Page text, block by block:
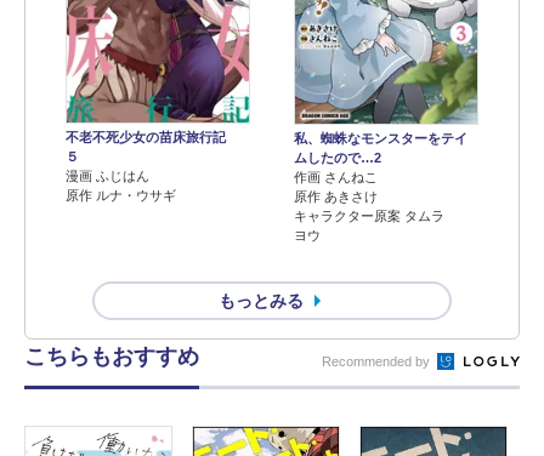
不老不死少女の苗床旅行記
５
漫画 ふじはん
原作 ルナ・ウサギ
私、蜘蛛なモンスターをテイ
ムしたので…2
作画 さんねこ
原作 あきさけ
キャラクター原案 タムラ
ヨウ
もっとみる
こちらもおすすめ Recommended by